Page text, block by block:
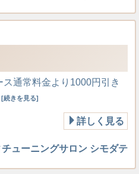
通常料金より1000円引き
[続きを見る]
詳しく見る
ューニングサロン シモダテ